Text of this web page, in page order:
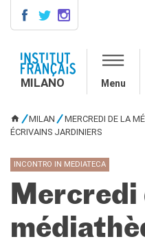
AGENDA
COURS DE
annuels de
Cours
français
adolescents
Cours privés
MILANO Menu
VOUS ÊTES ICI
MILAN
MERCREDI DE LA
ÉCRIVAINS JARDINIERS
INCONTRO IN MEDIATECA
Mercredi